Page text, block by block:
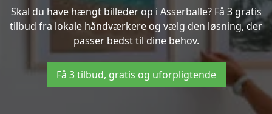
Skal du have hængt billeder op i Asserballe? Få 3 gratis
tilbud fra lokale håndværkere og vælg den løsning, der
passer bedst til dine behov.
Få 3 tilbud, gratis og uforpligtende